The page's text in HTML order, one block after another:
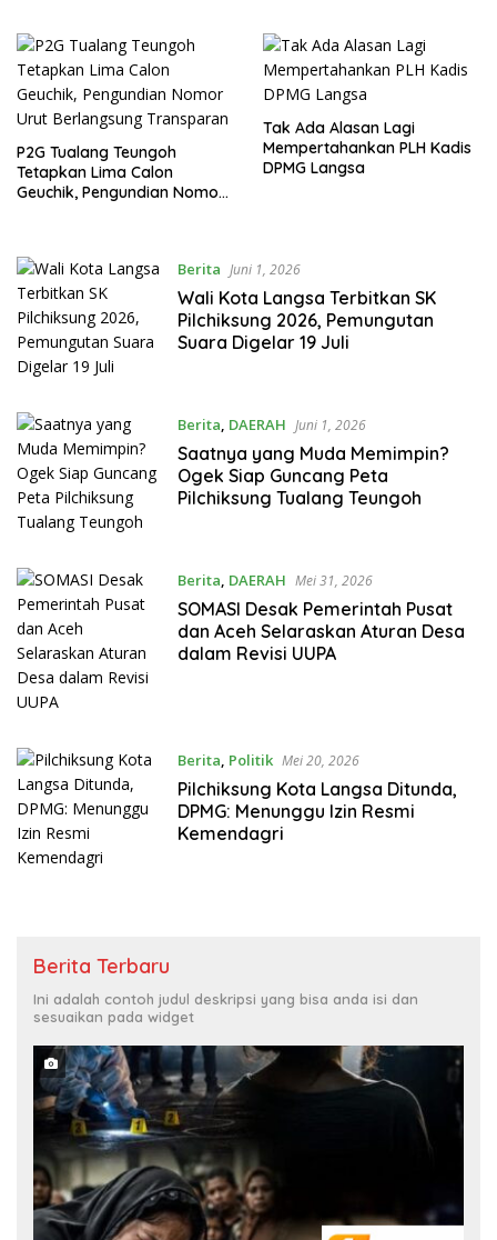
P2G Tualang Teungoh
Tetapkan Lima Calon
Geuchik, Pengundian Nomor
Tak Ada Alasan Lagi
Mempertahankan PLH Kadis
DPMG Langsa
Berita Juni 1, 2026
Wali Kota Langsa Terbitkan SK
Pilchiksung 2026, Pemungutan
Suara Digelar 19 Juli
Berita, DAERAH Juni 1, 2026
Saatnya yang Muda Memimpin?
Ogek Siap Guncang Peta
Pilchiksung Tualang Teungoh
Berita, DAERAH Mei 31, 2026
SOMASI Desak Pemerintah Pusat
dan Aceh Selaraskan Aturan Desa
dalam Revisi UUPA
Berita, Politik Mei 20, 2026
Pilchiksung Kota Langsa Ditunda,
DPMG: Menunggu Izin Resmi
Kemendagri
Berita Terbaru
Ini adalah contoh judul deskripsi yang bisa anda isi dan
sesuaikan pada widget